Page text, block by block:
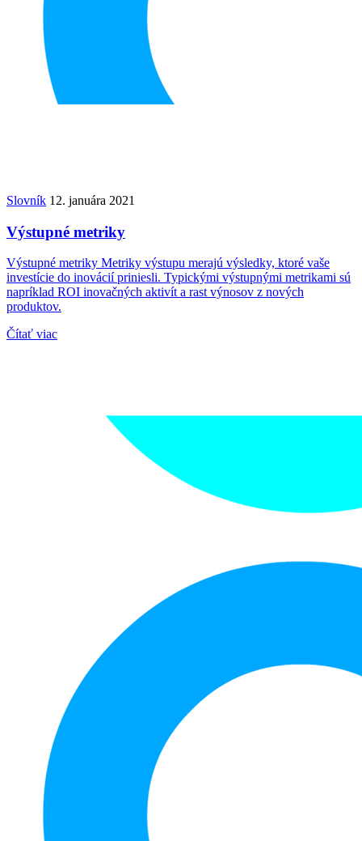
Slovník 12. januára 2021
Výstupné metriky
Výstupné metriky Metriky výstupu merajú výsledky, ktoré vaše
investície do inovácií priniesli. Typickými výstupnými metrikami sú
napríklad ROI inovačných aktivít a rast výnosov z nových
produktov.
Čítať viac